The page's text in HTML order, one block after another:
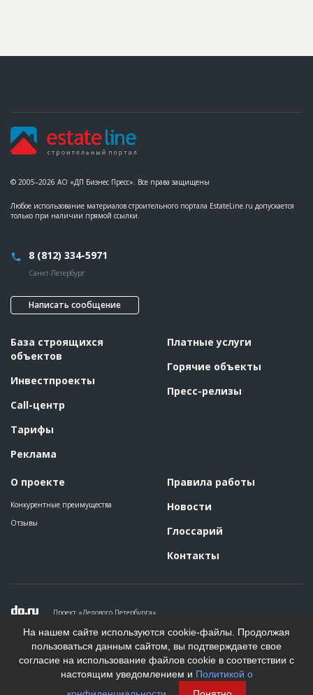
© 2005–2026 АО «ДП Бизнес Пресс». Все права защищены
Любое использование материалов строительного портала EstateLine.ru допускается
только при наличии прямой ссылки.
8 (812) 334-5971
Санкт-Петербург
Написать сообщение
База строящихся
объектов
Инвестпроекты
Call-центр
Тарифы
Реклама
О проекте
Конкурентные преимущества
Отзывы
Платные услуги
Горячие объекты
Пресс-релизы
Правила работы
Новости
Глоссарий
Контакты
Проект «Делового Петербурга»
Политика конфиденциальности
Пользовательское соглашение
На информационном ресурсе применяются рекомендательные
технологии. Подробнее.
Создание сайта
На нашем сайте используются cookie-файлы. Продолжая
пользоваться данным сайтом, вы подтверждаете свое
согласие на использование файлов cookie в соответствии с
настоящим уведомлением и Политикой о